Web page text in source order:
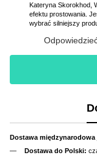
Kateryna Skorokhod,
efektu prostowania.
wybrać silniejszy
Dostawa
Dostawa do Polski: